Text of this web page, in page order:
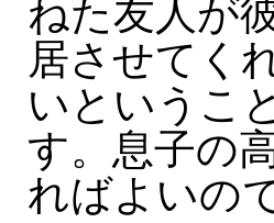
ねた友人が
居させてく
いというこ
す。息子の
ればよいの